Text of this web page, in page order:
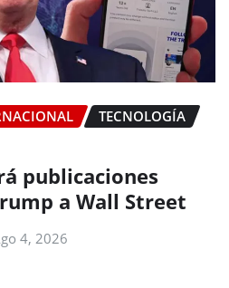
TECNOLOGÍA
publicaciones
a Wall Street
4, 2026